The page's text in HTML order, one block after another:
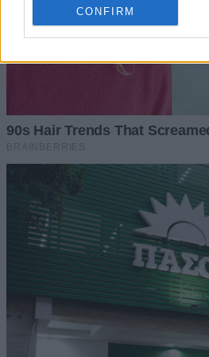
CONFIRM